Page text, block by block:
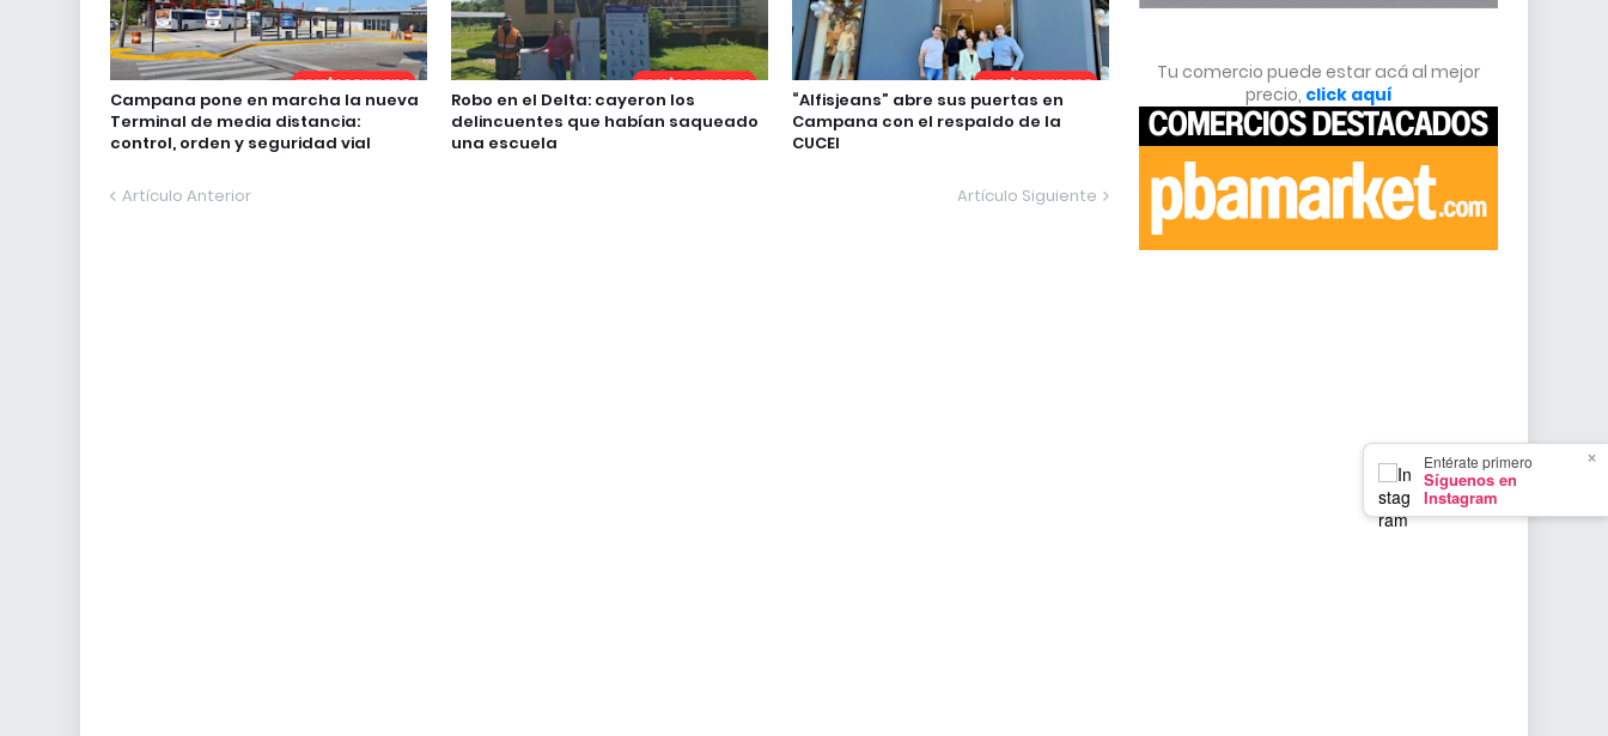
Campana pone en marcha la nueva
Terminal de media distancia:
control, orden y seguridad vial
Robo en el Delta: cayeron los
delincuentes que habían saqueado
una escuela
“Alfisjeans” abre sus puertas en
Campana con el respaldo de la
CUCEI
Artículo Anterior Artículo Siguiente
Tu comercio puede estar acá al mejor
precio, click aquí
×
Entérate primero
Síguenos en
Instagram